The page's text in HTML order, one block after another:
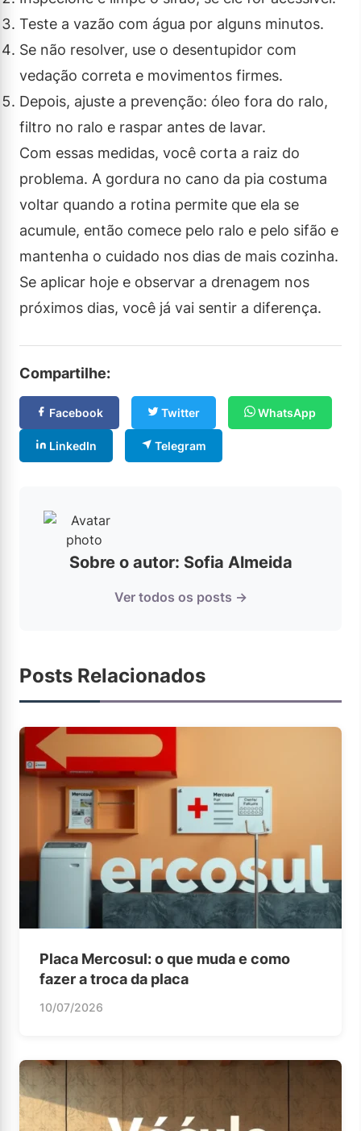
Teste a vazão com água por alguns minutos.
Se não resolver, use o desentupidor com
vedação correta e movimentos firmes.
Depois, ajuste a prevenção: óleo fora do ralo,
filtro no ralo e raspar antes de lavar.
Com essas medidas, você corta a raiz do
problema. A gordura no cano da pia costuma
voltar quando a rotina permite que ela se
acumule, então comece pelo ralo e pelo sifão e
mantenha o cuidado nos dias de mais cozinha.
Se aplicar hoje e observar a drenagem nos
próximos dias, você já vai sentir a diferença.
Compartilhe:
Facebook Twitter WhatsApp
LinkedIn Telegram
Sobre o autor: Sofia Almeida
Ver todos os posts →
Posts Relacionados
Placa Mercosul: o que muda e como
fazer a troca da placa
10/07/2026